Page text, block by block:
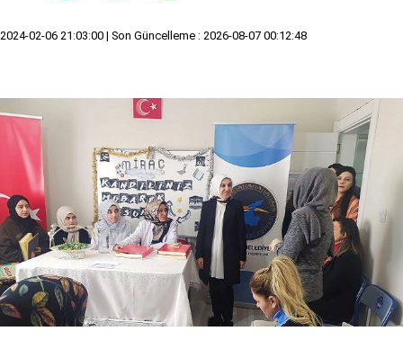
2024-02-06 21:03:00 | Son Güncelleme : 2026-08-07 00:12:48